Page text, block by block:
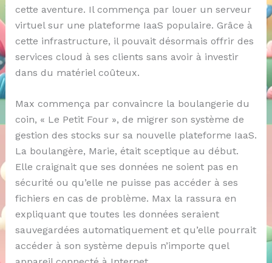
cette aventure. Il commença par louer un serveur
virtuel sur une plateforme IaaS populaire. Grâce à
cette infrastructure, il pouvait désormais offrir des
services cloud à ses clients sans avoir à investir
dans du matériel coûteux.
Max commença par convaincre la boulangerie du
coin, « Le Petit Four », de migrer son système de
gestion des stocks sur sa nouvelle plateforme IaaS.
La boulangère, Marie, était sceptique au début.
Elle craignait que ses données ne soient pas en
sécurité ou qu’elle ne puisse pas accéder à ses
fichiers en cas de problème. Max la rassura en
expliquant que toutes les données seraient
sauvegardées automatiquement et qu’elle pourrait
accéder à son système depuis n’importe quel